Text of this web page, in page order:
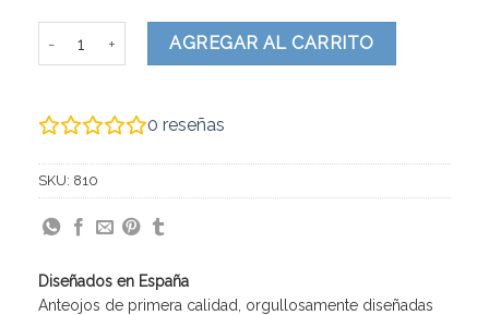
AGREGAR AL CARRITO
0 reseñas
SKU: 810
Diseñados en España
Anteojos de primera calidad, orgullosamente diseñadas